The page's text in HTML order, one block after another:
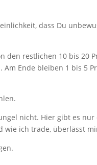
dass Du
den restlichen 10 bis 20
Ende bleiben 1 bis 5
nicht. Hier gibt es
wie ich trade, überlässt